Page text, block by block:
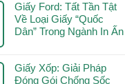
Giấy Ford: Tất Tần Tật
Về Loại Giấy “Quốc
Dân” Trong Ngành In Ấn
Giấy Xốp: Giải Pháp
Đóng Gói Chống Sốc